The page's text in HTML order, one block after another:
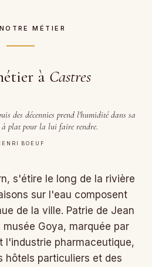
MÉTIER
à Castres
des décennies prend l'humidité dans sa
plat pour la lui faire rendre.
BOEUF
s'étire le long de la rivière
sur l'eau composent
de la ville. Patrie de Jean
Goya, marquée par
l'industrie pharmaceutique,
hôtels particuliers et des